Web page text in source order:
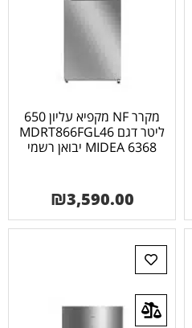
מקרר NF מקפיא עליון 650
ליטר דגם MDRT866FGL46
MIDEA 6368 יבואן רשמי
₪3,590.00